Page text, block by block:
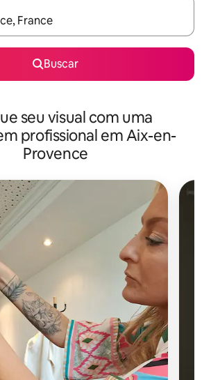
estiverem disponíveis, explore-os
Buscar
seu visual com uma
profissional em Aix-en-
Provence